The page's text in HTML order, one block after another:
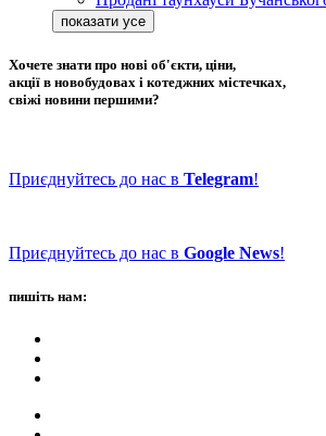
Хочете знати про нові об'єкти, ціни,
акції в новобудовах і котеджних містечках,
свіжі новини першими?
Приєднуйтесь до нас в Telegram!
Приєднуйтесь до нас в Google News!
пишіть нам: